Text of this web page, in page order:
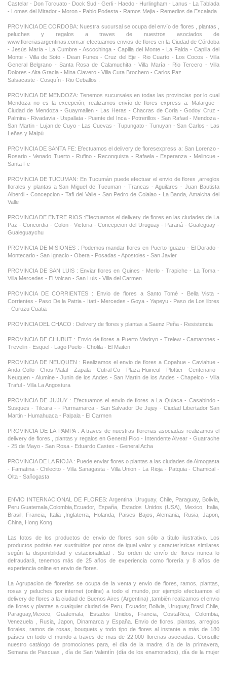
Castelar - Don Torcuato - Dock Sud - Gerli - Haedo - Hurlingham - Lanus - La Tablada
- Lomas del Mirador - Moron - Pablo Podesta - Ramos Mejia - Remedios de Escalada
PROVINCIA DE CORDOBA: Nuestra sucursal se ocupa del envío de flores , plantas ,
peluches y regalos a traves de nuestros asociados de
www.floreriasargentinas.com.ar efectuamos envios de flores en la Ciudad de Córdoba
- Jesús María - La Cumbre - Ascochinga - Capilla del Monte - La Falda - Capilla del
Monte - Villa de Soto - Dean Funes - Cruz del Eje - Rio Cuarto - Los Cocos - Villa
General Belgrano - Santa Rosa de Calamuchita - Villa María - Rio Tercero - Villa
Dolores - Alta Gracia - Mina Clavero - Villa Cura Brochero - Carlos Paz
Salsacaste - Cosquín - Rio Ceballos .
PROVINCIA DE MENDOZA: Tenemos sucursales en todas las provincias por lo cual
Mendoza no es la excepción, realizamos envío de flores express a: Malargüe -
Ciudad de Mendoza - Guaymallen - Las Heras - Chacras de Coria - Godoy Cruz -
Palmira - Rivadavia - Uspallata - Puente del Inca - Potrerillos - San Rafael - Mendoza -
San Martin - Lujan de Cuyo - Las Cuevas - Tupungato - Tunuyan - San Carlos - Las
Leñas y Maipú .
PROVINCIA DE SANTA FE: Efectuamos el delivery de floresexpress a: San Lorenzo -
Rosario - Venado Tuerto - Rufino - Reconquista - Rafaela - Esperanza - Melincue -
Santa Fe
PROVINCIA DE TUCUMAN: En Tucumán puede efectuar el envio de flores ,arreglos
florales y plantas a San Miguel de Tucuman - Trancas - Aguilares - Juan Bautista
Alberdi - Concepcion - Tafi del Valle - San Pedro de Colalao - La Banda, Amaicha del
Valle
PROVINCIA DE ENTRE RIOS :Efectuamos el delivery de flores en las ciudades de La
Paz - Concordia - Colon - Victoria - Concepcion del Uruguay - Paraná - Gualeguay -
Gualeguaychu
PROVINCIA DE MISIONES : Podemos mandar flores en Puerto Iguazu - El Dorado -
Montecarlo - San Ignacio - Obera - Posadas - Apostoles - San Javier
PROVINCIA DE SAN LUIS : Enviar flores en Quines - Merlo - Trapiche - La Toma -
Villa Mercedes - El Volcan - San Luis - Villa del Carmen
PROVINCIA DE CORRIENTES : Envio de flores a Santo Tomé - Bella Vista -
Corrientes - Paso De la Patria - Itati - Mercedes - Goya - Yapeyu - Paso de Los libres
- Curuzu Cuatia
PROVINCIA DEL CHACO : Delivery de flores y plantas a Saenz Peña - Resistencia
PROVINCIA DE CHUBUT : Envio de flores a Puerto Madryn - Trelew - Camarones -
Trevelin - Esquel - Lago Puelo - Cholila - El Maiten
PROVINCIA DE NEUQUEN : Realizamos el envio de flores a Copahue - Caviahue -
Anda Collo - Chos Malal - Zapala - Cutral Co - Plaza Huincul - Plottier - Centenario -
Neuquen - Alumine - Junin de los Andes - San Martin de los Andes - Chapelco - Villa
Traful - Villa La Angostura
PROVINCIA DE JUJUY : Efectuamos el envio de flores a La Quiaca - Casabindo -
Susques - Tilcara - - Purmamarca - San Salvador De Jujuy - Ciudad Libertador San
Martin - Humahuaca - Palpala - El Carmen
PROVINCIA DE LA PAMPA : A traves de nuestras florerias asociadas realizamos el
delivery de flores , plantas y regalos en General Pico - Intendente Alvear - Guatrache
- 25 de Mayo - San Rosa - Eduardo Castex - General Acha
PROVINCIA DE LA RIOJA : Puede enviar flores o plantas a las ciudades de Aimogasta
- Famatina - Chilecito - Villa Sanagasta - Villa Union - La Rioja - Patquia - Chamical -
Olta - Sañogasta
ENVIO INTERNACIONAL DE FLORES: Argentina, Uruguay, Chile, Paraguay, Bolivia,
Peru,Guatemala,Colombia,Ecuador, España, Estados Unidos (USA), Mexico, Italia,
Brasil, Francia, Italia ,Inglaterra, Holanda, Paises Bajos, Alemania, Rusia, Japon,
China, Hong Kong.
Las fotos de los productos de envio de flores son sólo a título ilustrativo. Los
productos podrán ser sustituidos por otros de igual valor y características similares
según la disponibilidad y estacionalidad . Su orden de envío de flores nunca lo
defraudará, tenemos más de 25 años de experiencia como florería y 8 años de
experiencia online en envio de flores.
La Agrupacion de florerias se ocupa de la venta y envio de flores, ramos, plantas,
rosas y peluches por internet (online) a todo el mundo, por ejemplo efectuamos el
delivery de flores a la ciudad de Buenos Aires (Argentina) ,tambièn realizamos el envio
de flores y plantas a cualquier ciudad de Peru, Ecuador, Bolivia, Uruguay,Brasil,Chile,
Paraguay,Mexico, Guatemala, Estados Unidos, Francia, CostaRica, Colombia,
Venezuela , Rusia, Japon, Dinamarca y España. Envio de flores, plantas, arreglos
florales, ramos de rosas, bouquets y todo tipo de flores al instante a más de 180
países en todo el mundo a traves de mas de 22.000 florerias asociadas. Consulte
nuestro catálogo de promociones para, el día de la madre, día de la primavera,
Semana de Pascuas , día de San Valentín (día de los enamorados), día de la mujer